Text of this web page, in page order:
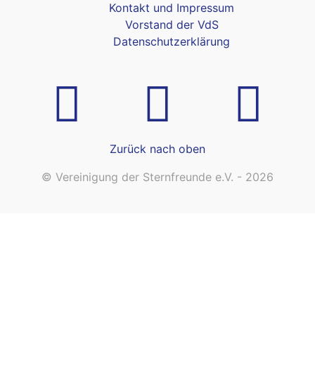
Kontakt und Impressum
Vorstand der VdS
Datenschutzerklärung
Zurück nach oben
© Vereinigung der Sternfreunde e.V. - 2026